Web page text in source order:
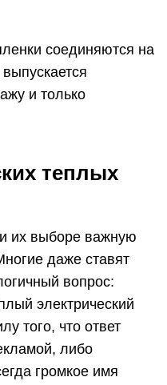
соединяются на
и только
теплых
их выборе важную
даже ставят
вопрос:
электрический
того, что ответ
либо
громкое имя